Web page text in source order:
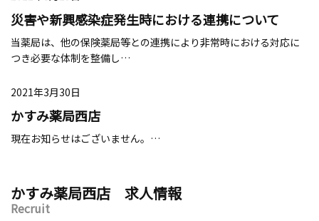
災害や新興感染症発生時における連携について
当薬局は、他の保険薬局等との連携により非常時における対応に
つき必要な体制を整備し…
2021年3月30日
かすみ薬局西店
現在お知らせはございません。…
かすみ薬局西店 求人情報
Recruit